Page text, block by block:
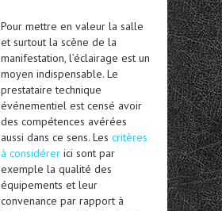
Pour mettre en valeur la salle
et surtout la scène de la
manifestation, l’éclairage est un
moyen indispensable. Le
prestataire technique
événementiel est censé avoir
des compétences avérées
aussi dans ce sens. Les critères
à considérer ici sont par
exemple la qualité des
équipements et leur
convenance par rapport à